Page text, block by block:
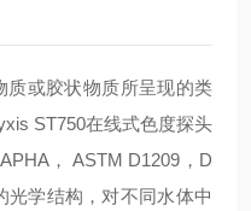
质或胶状物质所呈现的类
ST750在线式色度探头
， ASTM D1209，D
光学结构，对不同水体中